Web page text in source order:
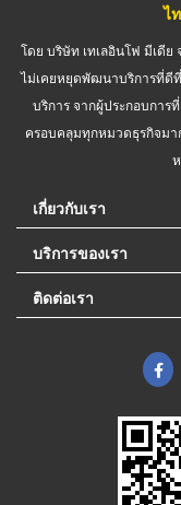
ไ
โดย บริษัท เทเลอินโฟ มีเดีย
ไม่เคยหยุดพัฒนาบริการที่ดี
บริการ จากผู้ประกอบการ
ครอบคลุมทุกหมวดธุรกิจมา
เกี่ยวกับเรา
บริการของเรา
ติดต่อเรา